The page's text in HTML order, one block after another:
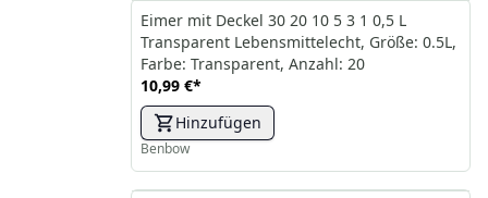
Eimer mit Deckel 30 20 10 5 3 1 0,5 L
Transparent Lebensmittelecht, Größe: 0.5L,
Farbe: Transparent, Anzahl: 20
10,99 €*
Hinzufügen
Benbow